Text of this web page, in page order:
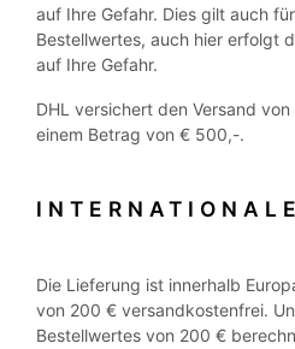
auf Ihre Gefahr. Dies gilt auch
Bestellwertes, auch hier erfolgt
auf Ihre Gefahr.
DHL versichert den Versand
einem Betrag von € 500,-.
Die Lieferung ist innerhalb
von 200 € versandkostenfrei.
Bestellwertes von 200 €